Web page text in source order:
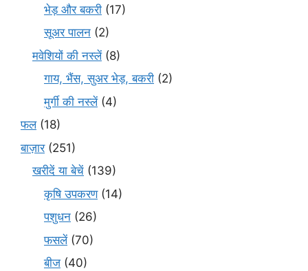
भेड़ और बकरी (17)
सूअर पालन (2)
मवेशियों की नस्लें(8)
गाय, भैंस, सुअर भेड़, बकरी (2)
मुर्गी की नस्लें(4)
फल(18)
बाज़ार(251)
खरीदें या बेचें (139)
कृषि उपकरण(14)
पशुधन (26)
फसलें(70)
बीज (40)